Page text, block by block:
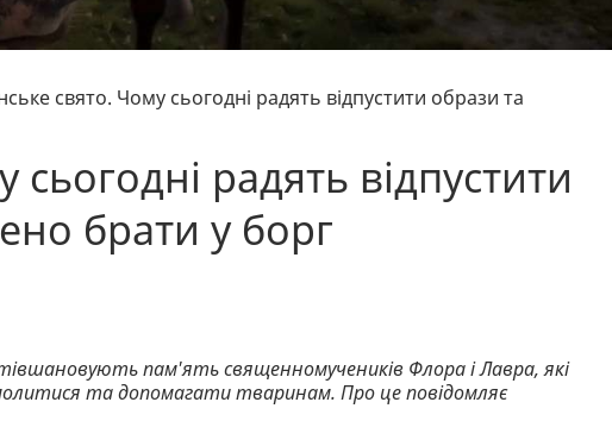
свято. Чому сьогодні радять відпустити образи та
сьогодні радять відпустити
брати у борг
пам'ять священномучеників Флора і Лавра, які
та допомагати тваринам. Про це повідомляє